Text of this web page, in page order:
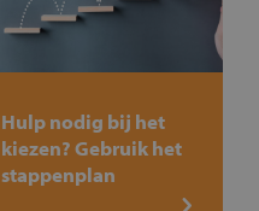
Hulp nodig bij het
kiezen? Gebruik het
stappenplan